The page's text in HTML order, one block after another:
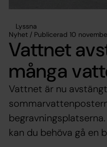
Lyssna
Nyhet / Publicerad 10
Vattnet
många
Vattnet är nu
kan du behöva gå en